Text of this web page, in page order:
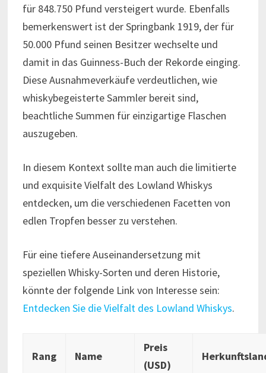
für 848.750 Pfund versteigert wurde. Ebenfalls
bemerkenswert ist der Springbank 1919, der für
50.000 Pfund seinen Besitzer wechselte und
damit in das Guinness-Buch der Rekorde einging.
Diese Ausnahmeverkäufe verdeutlichen, wie
whiskybegeisterte Sammler bereit sind,
beachtliche Summen für einzigartige Flaschen
auszugeben.
In diesem Kontext sollte man auch die limitierte
und exquisite Vielfalt des Lowland Whiskys
entdecken, um die verschiedenen Facetten von
edlen Tropfen besser zu verstehen.
Für eine tiefere Auseinandersetzung mit
speziellen Whisky-Sorten und deren Historie,
könnte der folgende Link von Interesse sein:
Entdecken Sie die Vielfalt des Lowland Whiskys.
Rang Name
Preis
(USD)